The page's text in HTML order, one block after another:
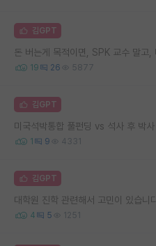
김GPT
19 26 5877
김GPT
미국석박통합 풀펀딩 vs 석사 후 박사
1 9 4331
김GPT
대학원 진학 관련해서 고민이 있습니다
4 5 1251